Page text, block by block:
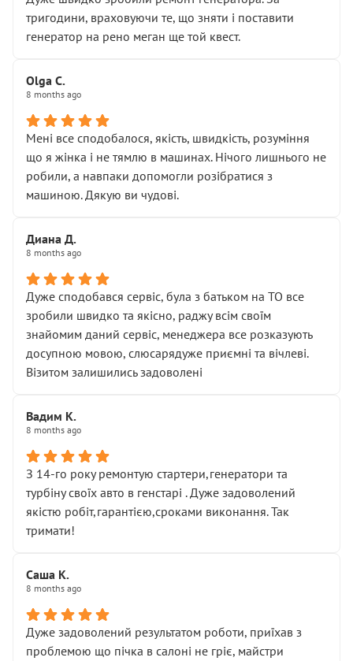
“подивились і поїхав”
На жаль, складається враження, що сервіс працює не
Стосовно комунікації - все добре
тригодини, враховуючи те, що зняти і поставити
генератор на рено меган ще той квест.
Olga С.
8 months ago
Мені все сподобалося, якість, швидкість, розуміння
що я жінка і не тямлю в машинах. Нічого лишнього не
робили, а навпаки допомогли розібратися з
машиною. Дякую ви чудові.
Диана Д.
8 months ago
Дуже сподобався сервіс, була з батьком на ТО все
зробили швидко та якісно, раджу всім своїм
знайомим даний сервіс, менеджера все розказують
досупною мовою, слюсарядуже приємні та вічлеві.
Візитом залишились задоволені
Вадим К.
8 months ago
З 14-го року ремонтую стартери,генератори та
турбіну своїх авто в генстарі . Дуже задоволений
якістю робіт,гарантією,сроками виконання. Так
тримати!
Саша К.
8 months ago
Дуже задоволений результатом роботи, приїхав з
проблемою що пічка в салоні не гріє, майстри